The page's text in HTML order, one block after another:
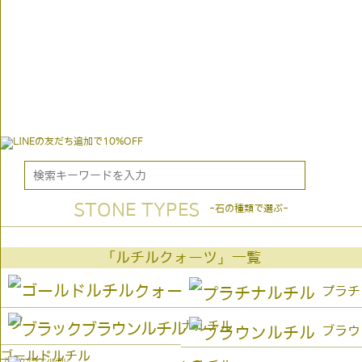
STONE TYPES -石の種類で選ぶ-
「ルチルクォーツ」一覧
ゴールドルチル
プラチ
ナルチル ブラウ